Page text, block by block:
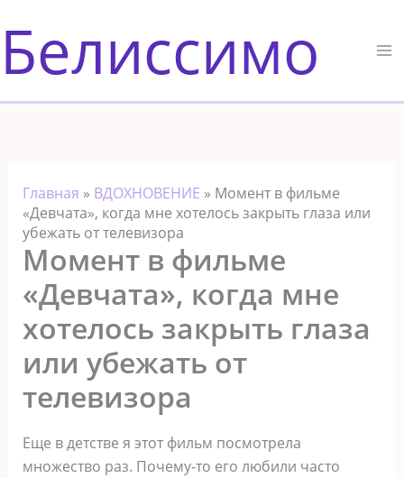
к
содержимому
Белиссимо
Главная » ВДОХНОВЕНИЕ » Момент в фильме
«Девчата», когда мне хотелось закрыть глаза или
убежать от телевизора
Момент в фильме
«Девчата», когда мне
хотелось закрыть глаза
или убежать от
телевизора
Еще в детстве я этот фильм посмотрела
множество раз. Почему-то его любили часто